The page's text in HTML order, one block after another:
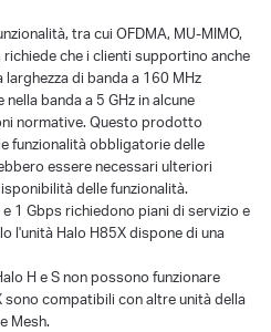
tra cui OFDMA, MU-MIMO,
richiede che i clienti supportino anche
di banda a 160 MHz
banda a 5 GHz in alcune
normative. Questo prodotto
funzionalità obbligatorie delle
essere necessari ulteriori
delle funzionalità.
1 Gbps richiedono piani di servizio e
l'unità Halo H85X dispone di una
H e S non possono funzionare
sono compatibili con altre unità della
Mesh.